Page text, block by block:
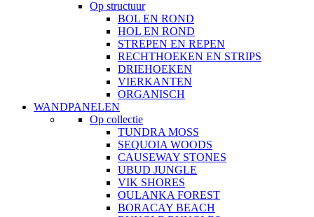
Op structuur
BOL EN ROND
HOL EN ROND
STREPEN EN REPEN
RECHTHOEKEN EN STRIPS
DRIEHOEKEN
VIERKANTEN
ORGANISCH
WANDPANELEN
Op collectie
TUNDRA MOSS
SEQUOIA WOODS
CAUSEWAY STONES
UBUD JUNGLE
VIK SHORES
OULANKA FOREST
BORACAY BEACH